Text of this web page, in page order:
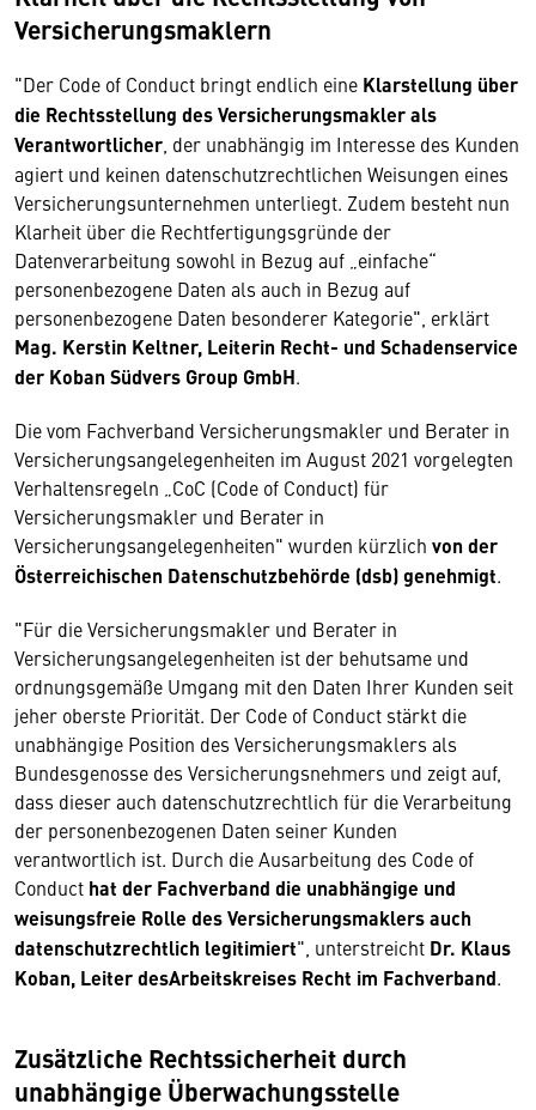
Versicherungsmaklern
"Der Code of Conduct bringt endlich eine Klarstellung über
die Rechtsstellung des Versicherungsmakler als
Verantwortlicher , der unabhängig im Interesse des Kunden
agiert und keinen datenschutzrechtlichen Weisungen eines
Versicherungsunternehmen unterliegt. Zudem besteht nun
Klarheit über die Rechtfertigungsgründe der
Datenverarbeitung sowohl in Bezug auf „einfache“
personenbezogene Daten als auch in Bezug auf
personenbezogene Daten besonderer Kategorie", erklärt
Mag. Kerstin Keltner, Leiterin Recht- und Schadenservice
der Koban Südvers Group GmbH.
Die vom Fachverband Versicherungsmakler und Berater in
Versicherungsangelegenheiten im August 2021 vorgelegten
Verhaltensregeln „CoC (Code of Conduct) für
Versicherungsmakler und Berater in
Versicherungsangelegenheiten" wurden kürzlich von der
Österreichischen Datenschutzbehörde (dsb) genehmigt.
"Für die Versicherungsmakler und Berater in
Versicherungsangelegenheiten ist der behutsame und
ordnungsgemäße Umgang mit den Daten Ihrer Kunden seit
jeher oberste Priorität. Der Code of Conduct stärkt die
unabhängige Position des Versicherungsmaklers als
Bundesgenosse des Versicherungsnehmers und zeigt auf,
dass dieser auch datenschutzrechtlich für die Verarbeitung
der personenbezogenen Daten seiner Kunden
verantwortlich ist. Durch die Ausarbeitung des Code of
Conduct hat der Fachverband die unabhängige und
weisungsfreie Rolle des Versicherungsmaklers auch
datenschutzrechtlich legitimiert", unterstreicht Dr. Klaus
Koban, Leiter desArbeitskreises Recht im Fachverband.
Zusätzliche Rechtssicherheit durch
unabhängige Überwachungsstelle